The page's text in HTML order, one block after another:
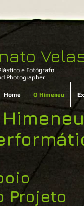
e Fotógrafo​
Photographer
Home O Himeneu
Himeneu
Projeto